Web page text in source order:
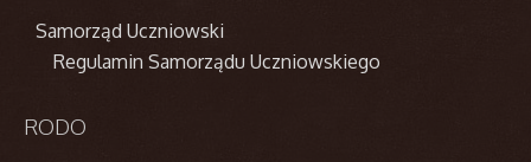
Samorząd Uczniowski
Regulamin Samorządu Uczniowskiego
RODO